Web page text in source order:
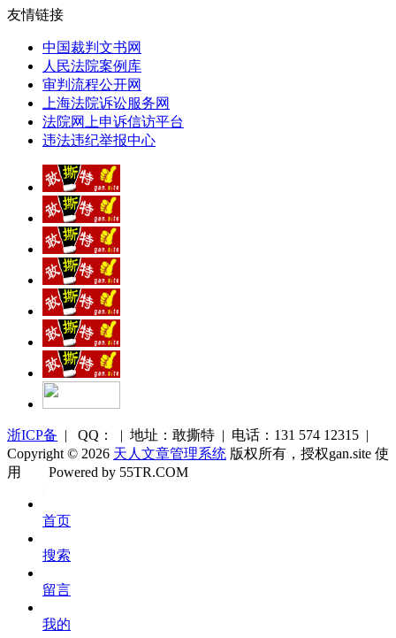
友情链接
中国裁判文书网
人民法院案例库
审判流程公开网
上海法院诉讼服务网
法院网上申诉信访平台
违法违纪举报中心
浙ICP备 | QQ： | 地址：敢撕特 | 电话：131 574 12315 |
Copyright © 2026 天人文章管理系统 版权所有，授权gan.site 使
用
库
Powered by 55TR.COM
首页
搜索
留言
我的